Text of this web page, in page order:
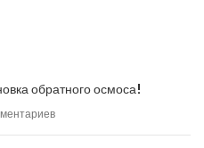
обратного осмоса!